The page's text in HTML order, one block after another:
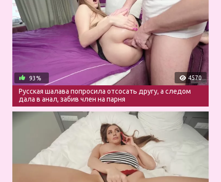
4570
93%
Русская шалава попросила отсосать другу, а следом
дала в анал, забив член на парня